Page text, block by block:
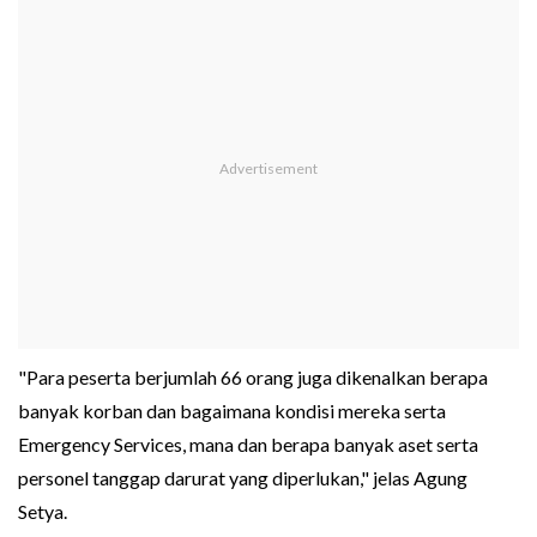
"Para peserta berjumlah 66 orang juga dikenalkan berapa
banyak korban dan bagaimana kondisi mereka serta
Emergency Services, mana dan berapa banyak aset serta
personel tanggap darurat yang diperlukan," jelas Agung
Setya.